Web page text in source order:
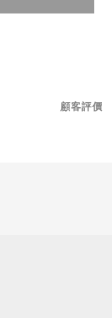
顧客評價